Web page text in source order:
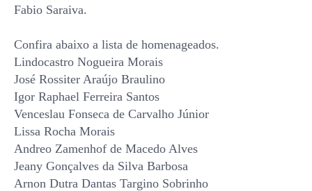
Fabio Saraiva.
Confira abaixo a lista de homenageados.
Lindocastro Nogueira Morais
José Rossiter Araújo Braulino
Igor Raphael Ferreira Santos
Venceslau Fonseca de Carvalho Júnior
Lissa Rocha Morais
Andreo Zamenhof de Macedo Alves
Jeany Gonçalves da Silva Barbosa
Arnon Dutra Dantas Targino Sobrinho